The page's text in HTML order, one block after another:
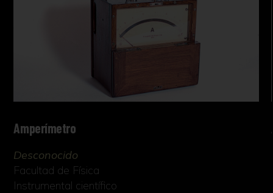
Amperímetro
Desconocido
Facultad de Física
Instrumental científico